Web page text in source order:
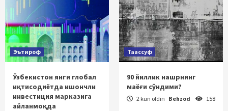
Эътироф
Ўзбекистон янги глобал
иқтисодиётда ишончли
инвестиция марказига
айланмоқда
Таассуф
90 йиллик нашрнинг
маёғи сўндими?
2 kun oldin Behzod 158